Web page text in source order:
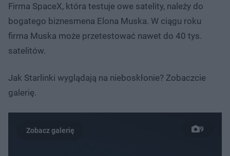
Firma SpaceX, która testuje owe satelity, należy do
bogatego biznesmena Elona Muska. W ciągu roku
firma Muska może przetestować nawet do 40 tys.
satelitów.
Jak Starlinki wyglądają na nieboskłonie? Zobaczcie
galerię.
9